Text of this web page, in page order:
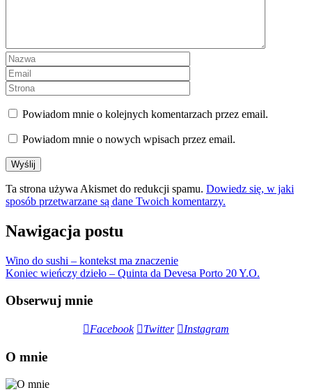
Powiadom mnie o kolejnych komentarzach przez email.
Powiadom mnie o nowych wpisach przez email.
Ta strona używa Akismet do redukcji spamu. Dowiedz się, w jaki
sposób przetwarzane są dane Twoich komentarzy.
Nawigacja postu
Wino do sushi – kontekst ma znaczenie
Koniec wieńczy dzieło – Quinta da Devesa Porto 20 Y.O.
Obserwuj mnie
Facebook Twitter Instagram
O mnie